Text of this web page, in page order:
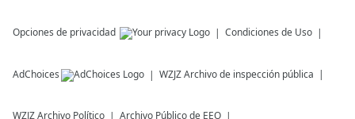
Opciones de privacidad Condiciones de Uso
AdChoices WZJZArchivo de inspección pública
WZJZArchivo Político Archivo Público de EEO